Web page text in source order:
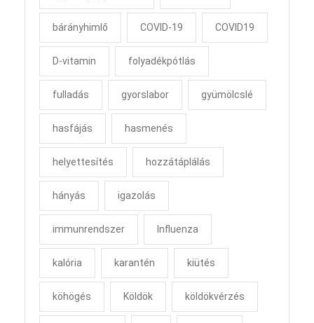
bárányhimlő COVID-19 COVID19
D-vitamin folyadékpótlás
fulladás gyorslabor gyümölcslé
hasfájás hasmenés
helyettesítés hozzátáplálás
hányás igazolás
immunrendszer Influenza
kalória karantén kiütés
köhögés Köldök köldökvérzés